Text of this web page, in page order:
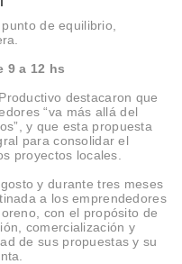
de equilibrio,
9 a 12 hs
destacaron que
“va más allá del
y que esta propuesta
para consolidar el
proyectos locales.
y durante tres meses
a los emprendedores
con el propósito de
comercialización y
de sus propuestas y su